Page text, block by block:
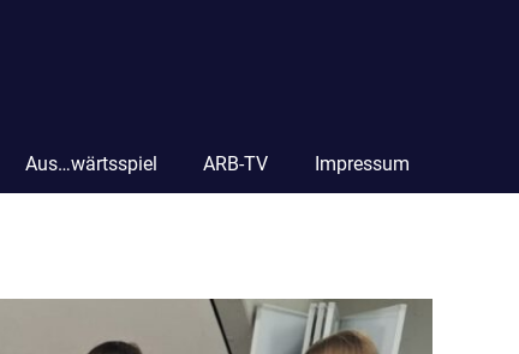
Aus…wärtsspiel ARB-TV Impressum